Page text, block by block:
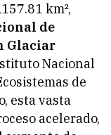
km²,
de
Glaciar
Nacional
de
esta vasta
acelerado,